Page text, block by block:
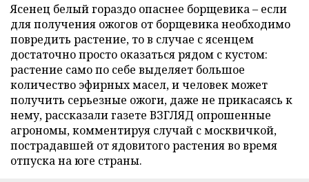
Ясенец белый гораздо опаснее борщевика – если
для получения ожогов от борщевика необходимо
повредить растение, то в случае с ясенцем
достаточно просто оказаться рядом с кустом:
растение само по себе выделяет большое
количество эфирных масел, и человек может
получить серьезные ожоги, даже не прикасаясь к
нему, рассказали газете ВЗГЛЯД опрошенные
агрономы, комментируя случай с москвичкой,
пострадавшей от ядовитого растения во время
отпуска на юге страны.